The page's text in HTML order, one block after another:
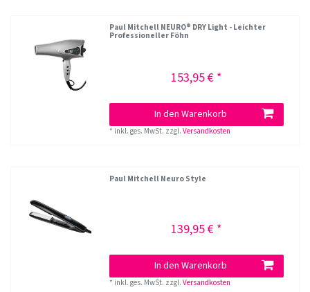
Paul Mitchell NEURO® DRY Light - Leichter
Professioneller Föhn
153,95 € *
In den Warenkorb
* inkl. ges. MwSt. zzgl.Versandkosten
Paul Mitchell Neuro Style
139,95 € *
In den Warenkorb
* inkl. ges. MwSt. zzgl.Versandkosten